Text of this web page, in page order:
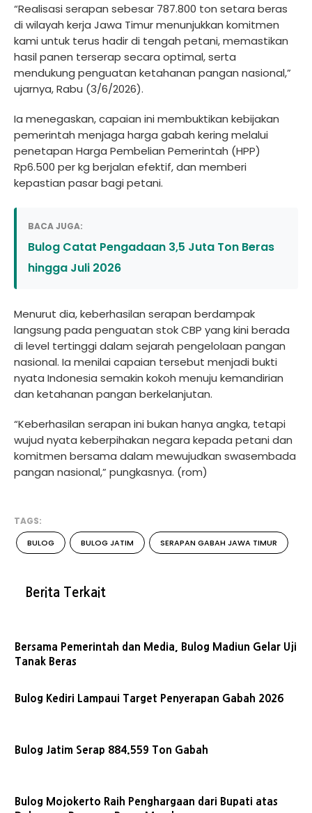
“Realisasi serapan sebesar 787.800 ton setara beras
di wilayah kerja Jawa Timur menunjukkan komitmen
kami untuk terus hadir di tengah petani, memastikan
hasil panen terserap secara optimal, serta
mendukung penguatan ketahanan pangan nasional,”
ujarnya, Rabu (3/6/2026).
Ia menegaskan, capaian ini membuktikan kebijakan
pemerintah menjaga harga gabah kering melalui
penetapan Harga Pembelian Pemerintah (HPP)
Rp6.500 per kg berjalan efektif, dan memberi
kepastian pasar bagi petani.
BACA JUGA:
Bulog Catat Pengadaan 3,5 Juta Ton Beras
hingga Juli 2026
Menurut dia, keberhasilan serapan berdampak
langsung pada penguatan stok CBP yang kini berada
di level tertinggi dalam sejarah pengelolaan pangan
nasional. Ia menilai capaian tersebut menjadi bukti
nyata Indonesia semakin kokoh menuju kemandirian
dan ketahanan pangan berkelanjutan.
“Keberhasilan serapan ini bukan hanya angka, tetapi
wujud nyata keberpihakan negara kepada petani dan
komitmen bersama dalam mewujudkan swasembada
pangan nasional,” pungkasnya. (rom)
TAGS:
BULOG BULOG JATIM SERAPAN GABAH JAWA TIMUR
Berita Terkait
Bersama Pemerintah dan Media, Bulog Madiun Gelar Uji
Tanak Beras
Bulog Kediri Lampaui Target Penyerapan Gabah 2026
Bulog Jatim Serap 884.559 Ton Gabah
Bulog Mojokerto Raih Penghargaan dari Bupati atas